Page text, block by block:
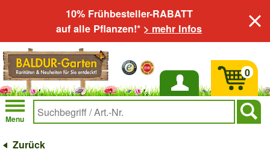
10% Frühbesteller-RABATT
auf alle Pflanzen!* > mehr Infos
Anmelden
Menu
0
Zurück